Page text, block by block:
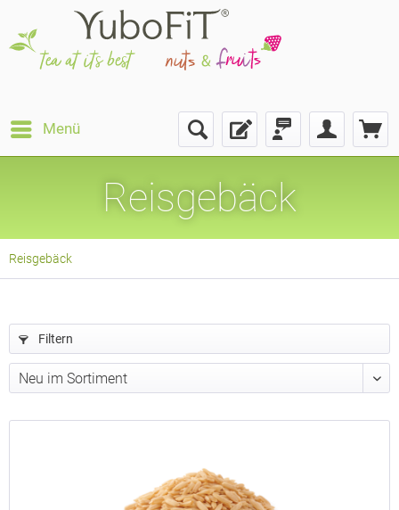
Menü
Reisgebäck
Reisgebäck
Filtern